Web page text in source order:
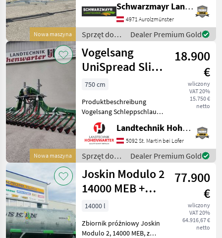
Nowa maszyna
wałem mieszającym o
długości 7 m - z pełnym
wałem mieszającym o
średnicy 37 mm,
wykonanym ze sp
Schwarzmayr Landtechnik GmbH - Aurolzmünster
4971 Aurolzmünster
Sprzęt do
nawożenia i
nawadniania
/ Vakutec
Dealer Premium Gold
Nowa maszyna
Vogelsang
UniSpread Slide
7,5m (14546)
18.900
€
wliczony
VAT 20%
15.750 €
netto
750 cm
Produktbeschreibung
Vogelsang Schleppschlauch
UniSpread Slide Ich freue
mich, Ihnen im
Maschinenzentrum St.
Martin den Vogelsang
Schleppschlauch UniSpread
Slide aus
Landtechnik Hohenwarter GmbH
5092 St. Martin bei Lofer
Sprzęt do
nawożenia i
nawadniania
/ Vogelsang
Dealer Premium Gold
Joskin Modulo 2
14000 MEB +
Pendislide
105/42 PS1
77.900
€
wliczony
VAT 20%
64.916,67 €
netto
14000 l
Zbiornik próżniowy Joskin
Modulo 2, 14000 MEB, z